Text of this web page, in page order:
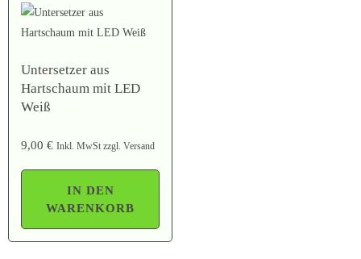
Untersetzer aus
Hartschaum mit LED
Weiß
9,00 € Inkl. MwSt zzgl. Versand
IN DEN
WARENKORB